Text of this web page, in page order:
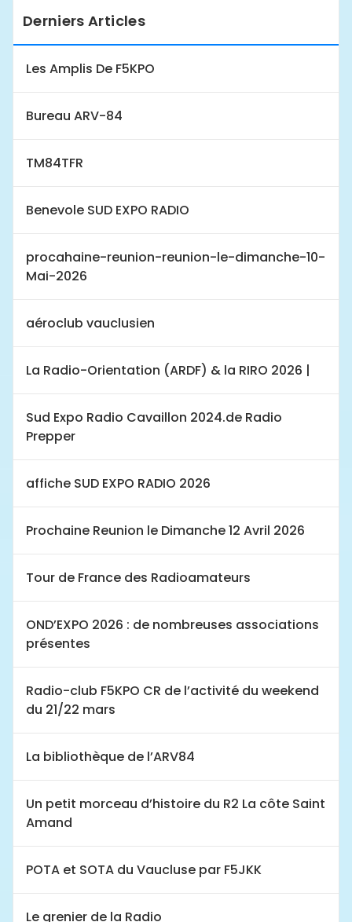
Derniers Articles
Les Amplis De F5KPO
Bureau ARV-84
TM84TFR
Benevole SUD EXPO RADIO
procahaine-reunion-reunion-le-dimanche-10-
Mai-2026
aéroclub vauclusien
La Radio-Orientation (ARDF) & la RIRO 2026 |
Sud Expo Radio Cavaillon 2024.de Radio
Prepper
affiche SUD EXPO RADIO 2026
Prochaine Reunion le Dimanche 12 Avril 2026
Tour de France des Radioamateurs
OND’EXPO 2026 : de nombreuses associations
présentes
Radio-club F5KPO CR de l’activité du weekend
du 21/22 mars
La bibliothèque de l’ARV84
Un petit morceau d’histoire du R2 La côte Saint
Amand
POTA et SOTA du Vaucluse par F5JKK
Le grenier de la Radio